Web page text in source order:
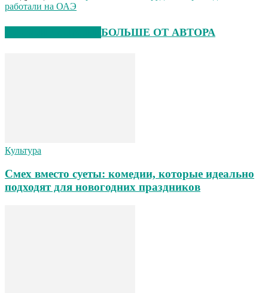
работали на ОАЭ
БОЛЬШЕ ОТ АВТОРА
Культура
Смех вместо суеты: комедии, которые идеально
подходят для новогодних праздников